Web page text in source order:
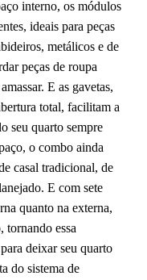
interno, os módulos
ideais para peças
metálicos e de
peças de roupa
E as gavetas,
total, facilitam a
seu quarto sempre
o combo ainda
casal tradicional, de
E com sete
quanto na externa,
tornando essa
deixar seu quarto
do sistema de